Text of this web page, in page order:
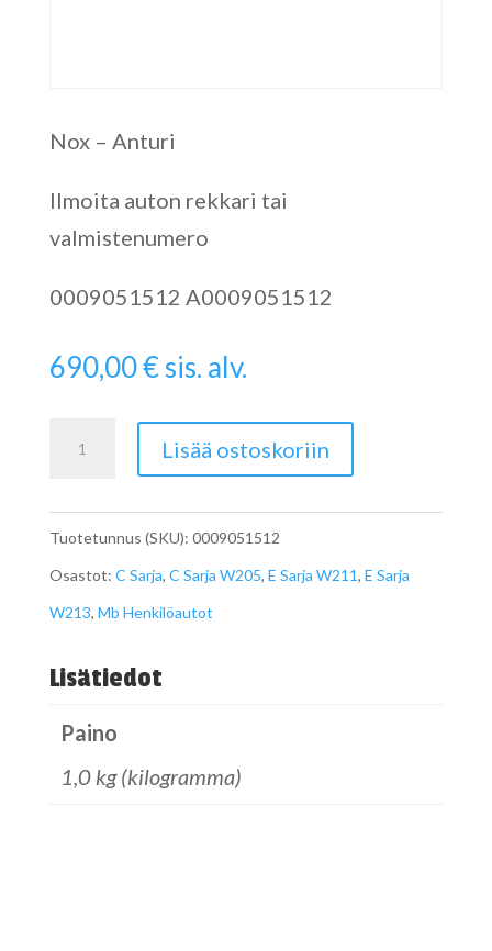
Nox – Anturi
Ilmoita auton rekkari tai
valmistenumero
0009051512 A0009051512
690,00€sis. alv.
Anturi
A0009051512
määrä
Lisää ostoskoriin
Tuotetunnus (SKU): 0009051512
Osastot: C Sarja, C Sarja W205, E Sarja W211, E Sarja
W213, Mb Henkilöautot
Lisätiedot
Paino
1,0 kg (kilogramma)